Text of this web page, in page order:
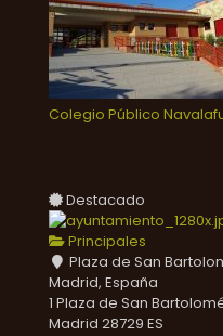
Colegio Público
Destacado
Principales
Plaza de San
Madrid, España
1 Plaza de San
Madrid 28729 ES